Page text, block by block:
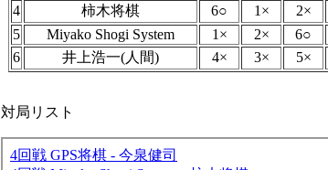
対局リスト